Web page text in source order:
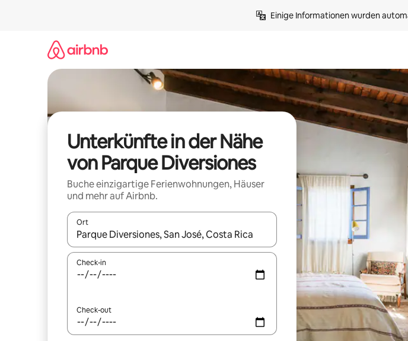
Einige Informationen wurden
Unterkünfte in der Nähe
von Parque Diversiones
Buche einzigartige Ferienwohnungen, Häuser
und mehr auf Airbnb.
Ort
Wenn Ergebnisse verfügbar sind, navigiere mit den Pfeiltasten nach oben und unten
Check-in
Check-out